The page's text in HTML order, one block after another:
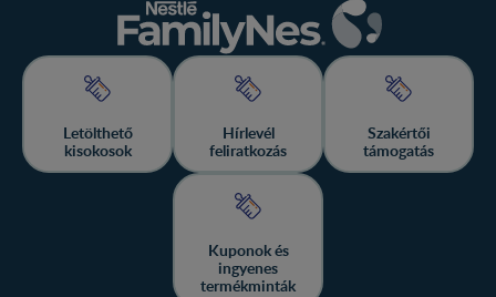
Letölthető
kisokosok
Hírlevél
feliratkozás
Szakértői
támogatás
Kuponok és
ingyenes
termékminták